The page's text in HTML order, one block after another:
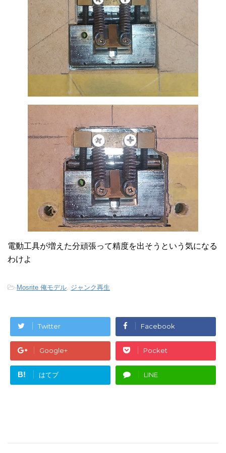
電動工具が増えた分頑張って精度を出そうという気になる
わけよ
-Mosrite 俺モデル ジャンク再生
Twitter Facebook
Google+ Pocket
B! はてブ LINE